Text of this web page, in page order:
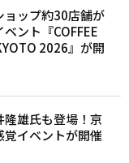
ョップ約30店舗が
ント『COFFEE
2026』が開
雄氏も登場！京
イベントが開催